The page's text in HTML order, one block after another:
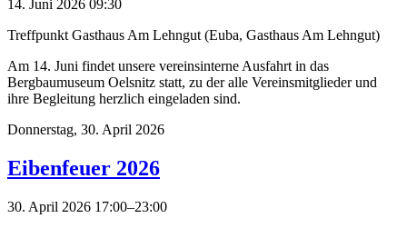
14. Juni 2026 09:30
Treffpunkt Gasthaus Am Lehngut (Euba, Gasthaus Am Lehngut)
Am 14. Juni findet unsere vereinsinterne Ausfahrt in das
Bergbaumuseum Oelsnitz statt, zu der alle Vereinsmitglieder und
ihre Begleitung herzlich eingeladen sind.
Donnerstag, 30. April 2026
Eibenfeuer 2026
30. April 2026 17:00–23:00